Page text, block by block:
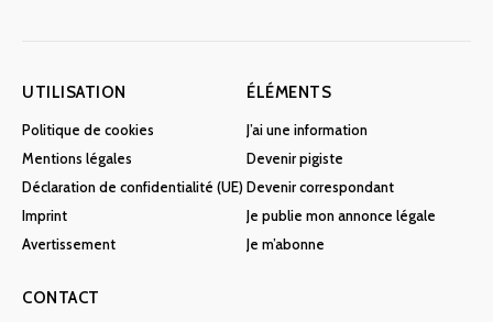
UTILISATION
Politique de cookies
Mentions légales
Déclaration de confidentialité (UE)
Imprint
Avertissement
ÉLÉMENTS
J’ai une information
Devenir pigiste
Devenir correspondant
Je publie mon annonce légale
Je m’abonne
CONTACT